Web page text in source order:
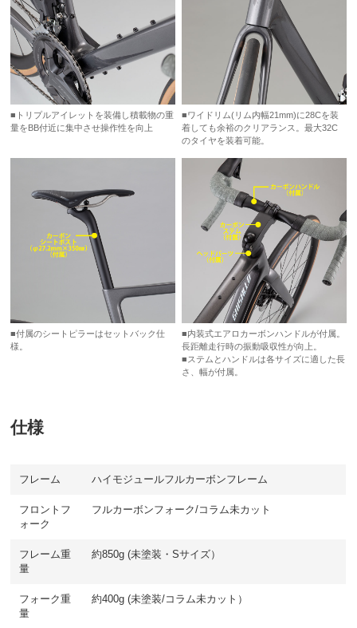
■トリプルアイレットを装備し積載物の重
量をBB付近に集中させ操作性を向上
■ワイドリム(リム内幅21mm)に28Cを装
着しても余裕のクリアランス。最大32C
のタイヤを装着可能。
■付属のシートピラーはセットバック仕
様。
■内装式エアロカーボンハンドルが付属。
長距離走行時の振動吸収性が向上。
■ステムとハンドルは各サイズに適した長
さ、幅が付属。
仕様
フレーム ハイモジュールフルカーボンフレーム
フロントフ
ォーク
フルカーボンフォーク/コラム未カット
フレーム重
量
約850g (未塗装・Sサイズ）
フォーク重
量
約400g (未塗装/コラム未カット）